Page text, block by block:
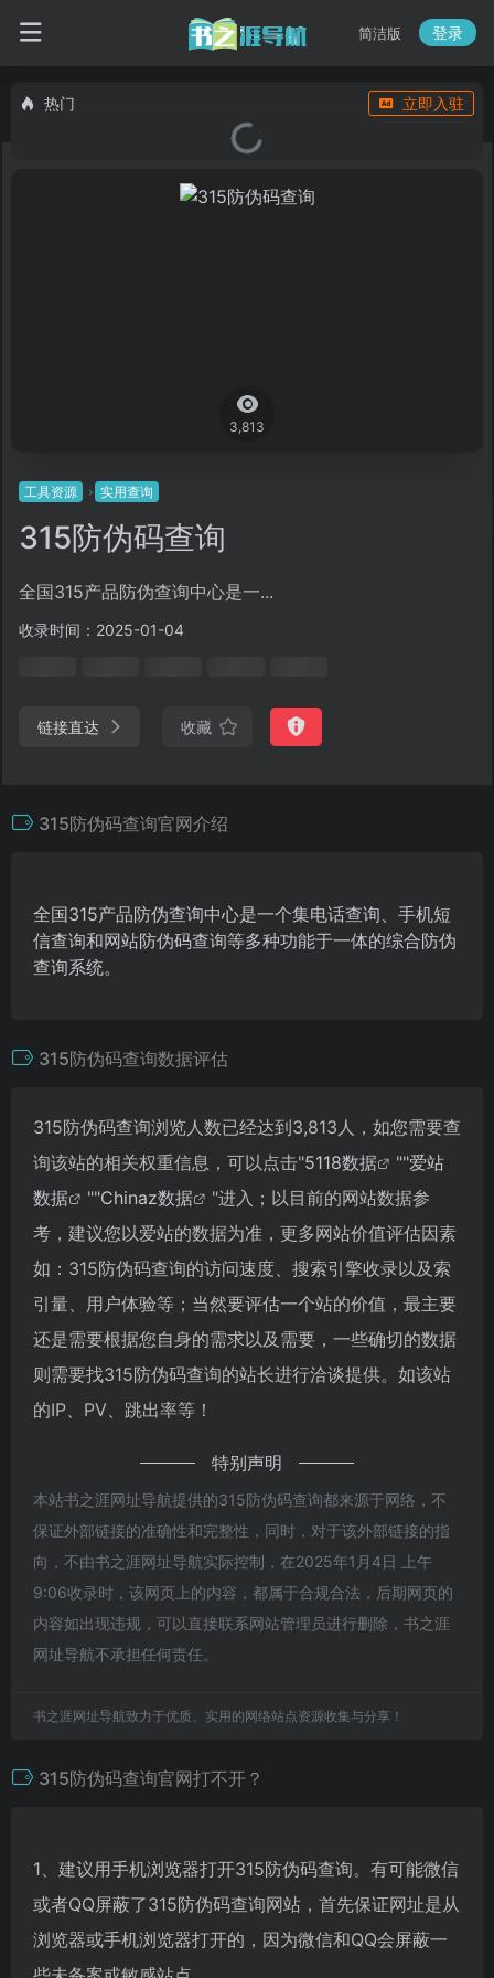
简洁版 登录
热门 立即入驻
3,813
工具资源 实用查询
315防伪码查询
全国315产品防伪查询中心是一...
收录时间：2025-01-04
链接直达 收藏
315防伪码查询官网介绍
全国315产品防伪查询中心是一个集电话查询、手机短
信查询和网站防伪码查询等多种功能于一体的综合防伪
查询系统。
315防伪码查询数据评估
315防伪码查询浏览人数已经达到3,813人，如您需要查
询该站的相关权重信息，可以点击"5118数据 ""爱站
数据
""Chinaz数据
"进入；以目前的网站数据参
考，建议您以爱站的数据为准，更多网站价值评估因素
如：315防伪码查询的访问速度、搜索引擎收录以及索
引量、用户体验等；当然要评估一个站的价值，最主要
还是需要根据您自身的需求以及需要，一些确切的数据
则需要找315防伪码查询的站长进行洽谈提供。如该站
的IP、PV、跳出率等！
特别声明
本站书之涯网址导航提供的315防伪码查询都来源于网络，不
保证外部链接的准确性和完整性，同时，对于该外部链接的指
向，不由书之涯网址导航实际控制，在2025年1月4日 上午
9:06收录时，该网页上的内容，都属于合规合法，后期网页的
内容如出现违规，可以直接联系网站管理员进行删除，书之涯
网址导航不承担任何责任。
书之涯网址导航致力于优质、实用的网络站点资源收集与分享！
315防伪码查询官网打不开？
1、建议用手机浏览器打开315防伪码查询。有可能微信
或者QQ屏蔽了315防伪码查询网站，首先保证网址是从
浏览器或手机浏览器打开的，因为微信和QQ会屏蔽一